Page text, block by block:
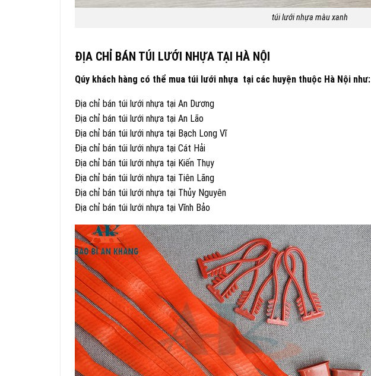
túi lưới nhựa màu xanh
ĐỊA CHỈ BÁN TÚI LƯỚI NHỰA TẠI HÀ NỘI
Qúy khách hàng có thể mua túi lưới nhựa tại các huyện thuộc Hà Nội như:
Địa chỉ bán túi lưới nhựa tại An Dương
Địa chỉ bán túi lưới nhựa tại An Lão
Địa chỉ bán túi lưới nhựa tại Bạch Long Vĩ
Địa chỉ bán túi lưới nhựa tại Cát Hải
Địa chỉ bán túi lưới nhựa tại Kiến Thụy
Địa chỉ bán túi lưới nhựa tại Tiên Lãng
Địa chỉ bán túi lưới nhựa tại Thủy Nguyên
Địa chỉ bán túi lưới nhựa tại Vĩnh Bảo